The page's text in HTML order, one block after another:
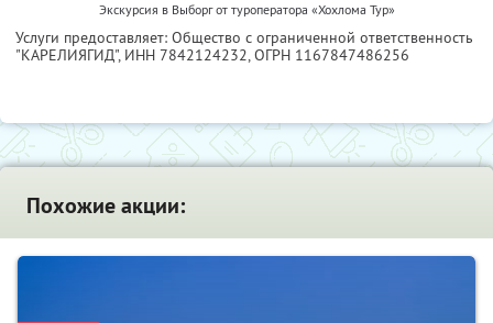
Экскурсия в Выборг от туроператора «Хохлома Тур»
Услуги предоставляет: Общество с ограниченной ответственность
"КАРЕЛИЯГИД", ИНН 7842124232, ОГРН 1167847486256
Похожие акции: